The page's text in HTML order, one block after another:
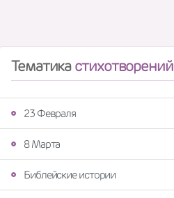
Тематикастихотворений
23 Февраля
8 Марта
Библейские истории